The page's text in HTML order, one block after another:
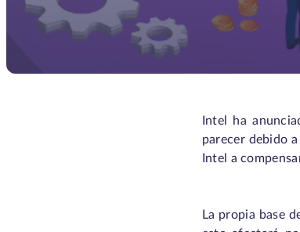
Intel ha
parecer debido
Intel a
La propia base